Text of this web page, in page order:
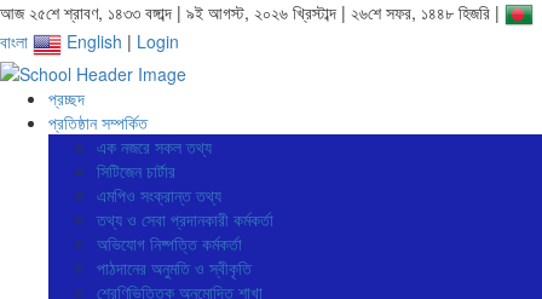
আজ ২৫শে শ্রাবণ, ১৪৩৩ বঙ্গাব্দ | ৯ই আগস্ট, ২০২৬ খ্রিস্টাব্দ | ২৬শে সফর, ১৪৪৮ হিজরি |
বাংলা
English | Login
প্রচ্ছদ
প্রতিষ্ঠান সম্পর্কিত
এক নজরে সকল তথ্য
সিটিজেন চার্টার
এমপিও সংক্রান্ত তথ্য
তথ্য ও সেবা প্রদানকারী কর্মকর্তা
অভিযোগ নিষ্পত্তি কর্মকর্তা
পাঠদানের অনুমতি ও স্বীকৃতি
শ্রেণিভিত্তিক অনুমোদিত শাখা